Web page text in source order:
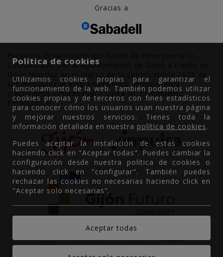
Gracias a
cofinanciado por el Ayuntamiento de Gijón a través de
Gijón Impulsa en el marco de la convocatoria 2025 de
subvenciones al emprendimiento, innovación y
crecimiento empresarial – Línea III. Crecimiento
Empresarial.
Política de cookies
Utilizamos cookies propias para garantizar el
funcionamiento de la web. También podemos utilizar
cookies propias y de terceros con fines estadísticos
para conocer cómo los usuarios usan nuestra página
y mejorar nuestros servicios. Tienes toda la
información detallada en nuestra política de cookies.
Puedes aceptar la instalación de estas cookies
haciendo click en "Aceptar todas". Puedes cambiar la
configuración desde nuestra política de cookies o
haciendo click en "configurar". También puedes
rechazar las cookies no necesarias haciendo click en
"Aceptar solo necesarias".